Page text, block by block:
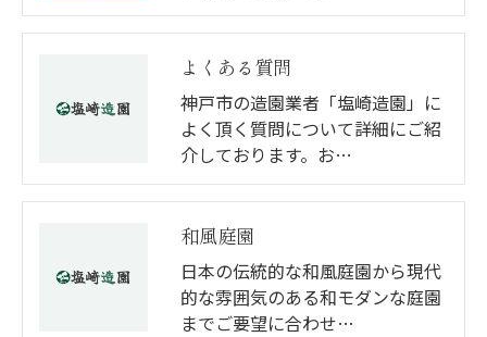
よくある質問
神戸市の造園業者「塩崎造園」に
よく頂く質問について詳細にご紹
介しております。お…
和風庭園
日本の伝統的な和風庭園から現代
的な雰囲気のある和モダンな庭園
までご要望に合わせ…